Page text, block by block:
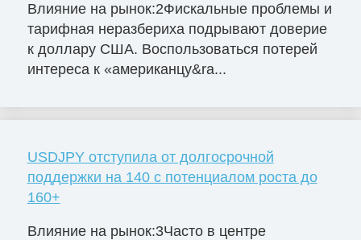
Влияние на рынок:2Фискальные проблемы и
тарифная неразбериха подрывают доверие
к доллару США. Воспользоваться потерей
интереса к «американцу&ra...
USDJPY отступила от долгосрочной
поддержки на 140 с потенциалом роста до
160+
Влияние на рынок:3Часто в центре